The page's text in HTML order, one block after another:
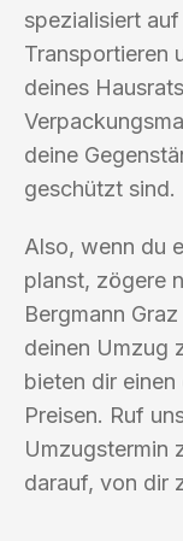
spezialisiert
Transportieren
deines
deine
geschützt sind.
Also, wenn du
planst, zögere
Bergmann
deinen Umzug
bieten dir
Preisen. Ruf
Umzugstermin
darauf, von dir